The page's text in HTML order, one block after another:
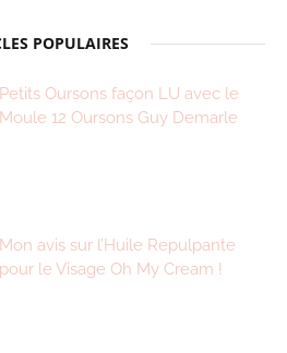
POPULAIRES
Petits Oursons façon LU avec le
Moule 12 Oursons Guy Demarle
Mon avis sur l’Huile Repulpante
pour le Visage Oh My Cream !